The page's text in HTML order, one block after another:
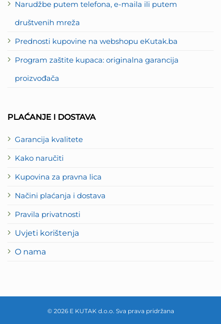
Narudžbe putem telefona, e-maila ili putem
društvenih mreža
Prednosti kupovine na webshopu eKutak.ba
Program zaštite kupaca: originalna garancija
proizvođača
PLAĆANJE I DOSTAVA
Garancija kvalitete
Kako naručiti
Kupovina za pravna lica
Načini plaćanja i dostava
Pravila privatnosti
Uvjeti korištenja
O nama
© 2026 E KUTAK d.o.o. Sva prava pridržana